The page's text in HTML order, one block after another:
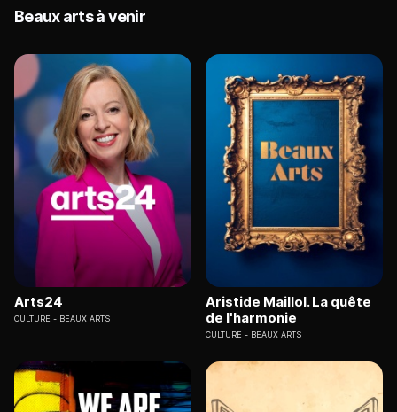
Beaux arts à venir
Arts24
CULTURE BEAUX ARTS
Aristide Maillol. La quête
de l'harmonie
CULTURE BEAUX ARTS